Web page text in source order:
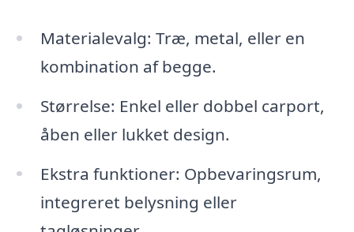
Materialevalg: Træ, metal, eller en
kombination af begge.
Størrelse: Enkel eller dobbel carport,
åben eller lukket design.
Ekstra funktioner: Opbevaringsrum,
integreret belysning eller